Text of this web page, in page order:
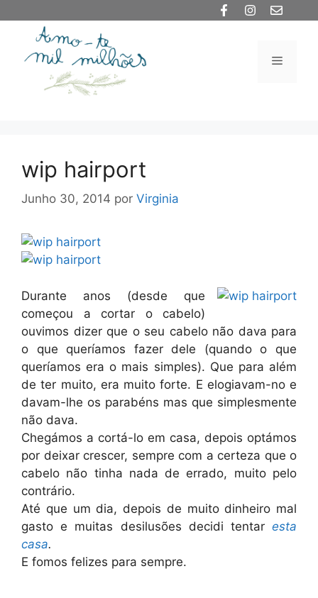
conteúdo
Menu
wip hairport
Junho 30, 2014 por Virginia
Durante anos (desde que
começou a cortar o cabelo)
ouvimos dizer que o seu cabelo não dava para
o que queríamos fazer dele (quando o que
queríamos era o mais simples). Que para além
de ter muito, era muito forte. E elogiavam-no e
davam-lhe os parabéns mas que simplesmente
não dava.
Chegámos a cortá-lo em casa, depois optámos
por deixar crescer, sempre com a certeza que o
cabelo não tinha nada de errado, muito pelo
contrário.
Até que um dia, depois de muito dinheiro mal
gasto e muitas desilusões decidi tentar esta
casa.
E fomos felizes para sempre.